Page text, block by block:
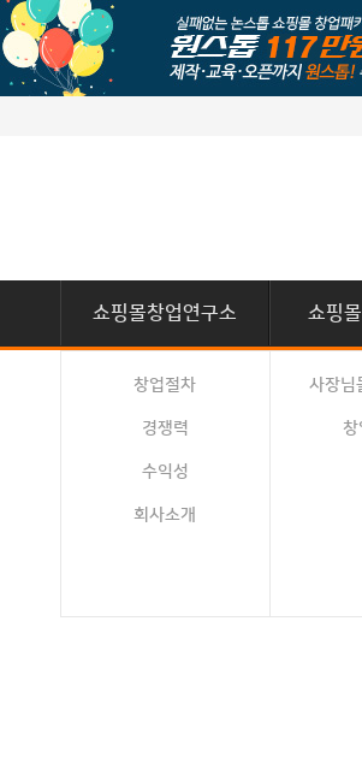
쇼핑몰창업연구소 쇼핑
창업절차
경쟁력
수익성
회사소개
사장님